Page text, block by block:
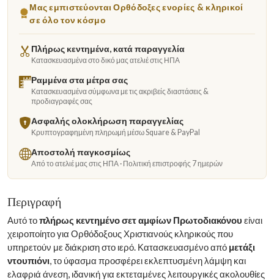
Μας εμπιστεύονται Ορθόδοξες ενορίες & κληρικοί
σε όλο τον κόσμο
Πλήρως κεντημένα, κατά παραγγελία
Κατασκευασμένα στο δικό μας ατελιέ στις ΗΠΑ
Ραμμένα στα μέτρα σας
Κατασκευασμένα σύμφωνα με τις ακριβείς διαστάσεις &
προδιαγραφές σας
Ασφαλής ολοκλήρωση παραγγελίας
Κρυπτογραφημένη πληρωμή μέσω Square & PayPal
Αποστολή παγκοσμίως
Από το ατελιέ μας στις ΗΠΑ · Πολιτική επιστροφής 7 ημερών
Περιγραφή
Αυτό τοπλήρως κεντημένο σετ αμφίων Πρωτοδιακόνου είναι
χειροποίητο για Ορθόδοξους Χριστιανούς κληρικούς που
υπηρετούν με διάκριση στο ιερό. Κατασκευασμένο από μετάξι
ντουπιόνι, το ύφασμα προσφέρει εκλεπτυσμένη λάμψη και
ελαφριά άνεση, ιδανική για εκτεταμένες λειτουργικές ακολουθίες